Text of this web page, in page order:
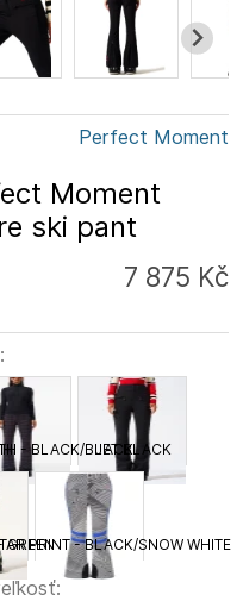
Perfect Moment
Moment
ski pant
7 875 Kč
- BLACK/BLACKJET BLACK
GREENPRINT - BLACK/SNOW WHITE